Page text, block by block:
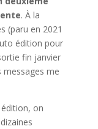
. À la
(paru en 2021
édition pour
fin janvier
messages me
édition, on